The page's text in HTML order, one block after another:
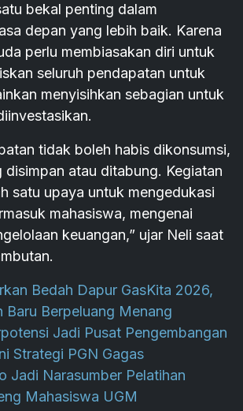
bekal penting dalam
depan yang lebih baik. Karena
perlu membiasakan diri untuk
seluruh pendapatan untuk
menyisihkan sebagian untuk
tidak boleh habis dikonsumsi,
disimpan atau ditabung. Kegiatan
satu upaya untuk mengedukasi
mahasiswa, mengenai
keuangan,” ujar Neli saat
Bedah Dapur GasKita 2026,
Baru Berpeluang Menang
Jadi Pusat Pengembangan
Strategi PGN Gagas
Jadi Narasumber Pelatihan
Mahasiswa UGM